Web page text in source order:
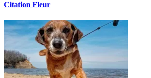
Citation Fleur